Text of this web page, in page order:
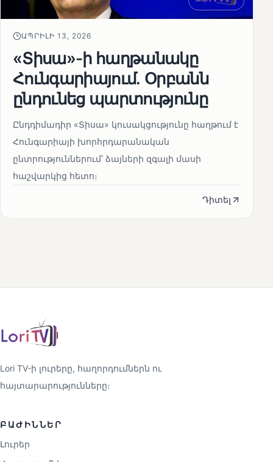
ԱՊՐԻԼԻ 13, 2026
«Տիսա»-ի հաղթանակը
Հունգարիայում․ Օրբանն
ընդունեց պարտությունը
Ընդդիմադիր «Տիսա» կուսակցությունը հաղթում է
Հունգարիայի խորհրդարանական
ընտրություններում՝ ձայների զգալի մասի
հաշվարկից հետո։
Դիտել
Lori TV-ի լուրերը, հաղորդումներն ու
հայտարարությունները։
ԲԱԺԻՆՆԵՐ
Լուրեր